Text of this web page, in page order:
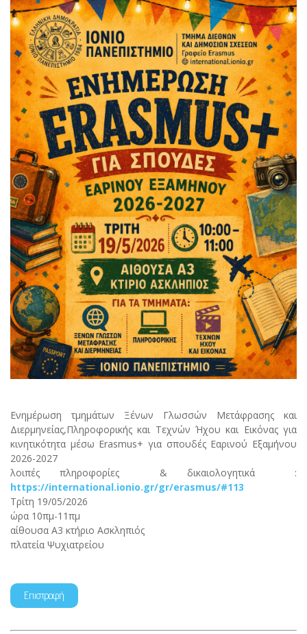
Ενημέρωση τμημάτων Ξένων Γλωσσών Μετάφρασης και
Διερμηνείας,Πληροφορικής και Τεχνών Ήχου και Εικόνας για
κινητικότητα μέσω Erasmus+ για σπουδές Εαρινού Εξαμήνου
2026-2027
λοιπές πληροφορίες & δικαιολογητικά :
https://international.ionio.gr/gr/erasmus/#113
Τρίτη 19/05/2026
ώρα 10πμ-11πμ
αίθουσα Α3 κτήριο Ασκληπιός
πλατεία Ψυχιατρείου
Επιστροφή